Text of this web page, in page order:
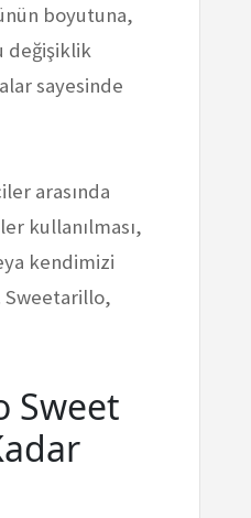
boyutuna,
değişiklik
sayesinde
arasında
kullanılması,
kendimizi
Sweetarillo,
Sweet